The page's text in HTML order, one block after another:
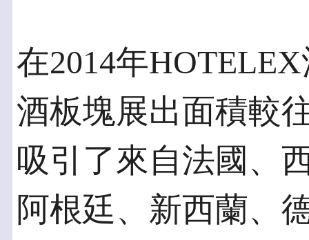
在2014年
酒板塊展出面積較
吸引了來自法國、
阿根廷、新西蘭、